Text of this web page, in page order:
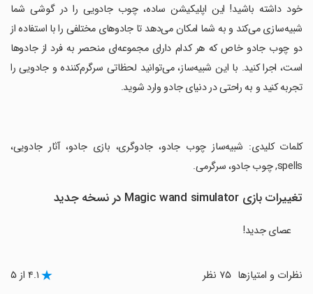
خود داشته باشید! این اپلیکیشن ساده، چوب جادویی را در گوشی شما
شبیه‌سازی می‌کند و به شما امکان می‌دهد تا جادوهای مختلفی را با استفاده از
دو چوب جادو خاص که هر کدام دارای مجموعه‌ای منحصر به فرد از جادوها
است، اجرا کنید. با این شبیه‌ساز، می‌توانید لحظاتی سرگرم‌کننده و جادویی را
تجربه کنید و به راحتی در دنیای جادو وارد شوید.
‏کلمات کلیدی: شبیه‌ساز چوب جادو، جادوگری، بازی جادو، آثار جادویی،
spells, چوب جادو، سرگرمی.
تغییرات بازی Magic wand simulator در نسخه جدید
عصای جدید!
نظرات و امتیازها ۴.۱ از ۵